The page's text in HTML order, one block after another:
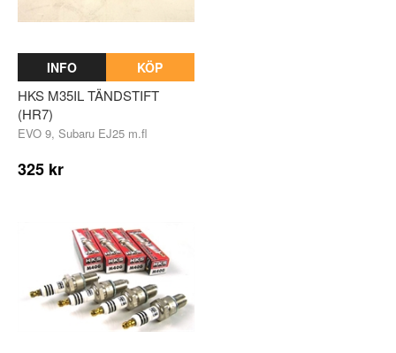
INFO KÖP
HKS M35IL TÄNDSTIFT
(HR7)
EVO 9, Subaru EJ25 m.fl
325 kr